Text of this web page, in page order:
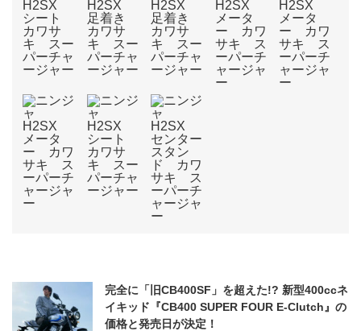
完全に「旧CB400SF」を超えた!? 新型400ccネ
イキッド『CB400 SUPER FOUR E-Clutch』の
価格と発売日が決定！